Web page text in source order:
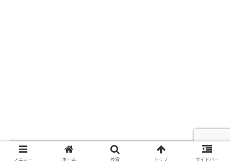
メニュー ホーム 検索 トップ サイドバー